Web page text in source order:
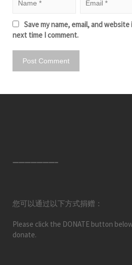
Save my name, email, and
next time I comment.
———————–
您可以通过以下方式捐赠：
Please click the DONATE button
donate.